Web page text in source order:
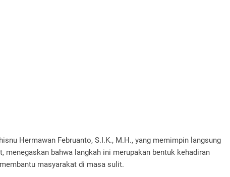
Hermawan Februanto, S.I.K., M.H., yang memimpin langsung
menegaskan bahwa langkah ini merupakan bentuk kehadiran
masyarakat di masa sulit.